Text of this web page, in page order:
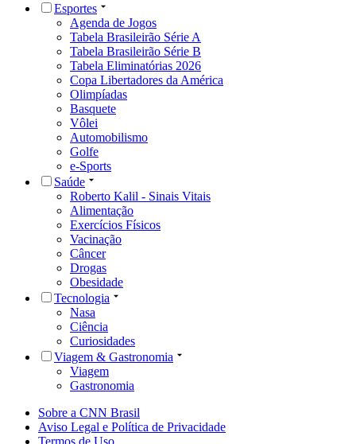
Esportes
Agenda de Jogos
Tabela Brasileirão Série A
Tabela Brasileirão Série B
Tabela Eliminatórias 2026
Copa Libertadores da América
Olimpíadas
Basquete
Vôlei
Automobilismo
Golfe
e-Sports
Saúde
Roberto Kalil - Sinais Vitais
Alimentação
Exercícios Físicos
Vacinação
Câncer
Drogas
Obesidade
Tecnologia
Nasa
Ciência
Curiosidades
Viagem & Gastronomia
Viagem
Gastronomia
Sobre a CNN Brasil
Aviso Legal e Política de Privacidade
Termos de Uso